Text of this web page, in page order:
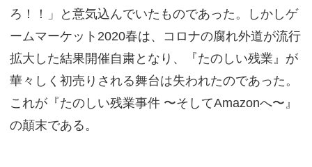
ろ！！」と意気込んでいたものであった。しかしゲ
ームマーケット2020春は、コロナの腐れ外道が流行
拡大した結果開催自粛となり、『たのしい残業』が
華々しく初売りされる舞台は失われたのであった。
これが『たのしい残業事件 〜そしてAmazonへ〜』
の顛末である。